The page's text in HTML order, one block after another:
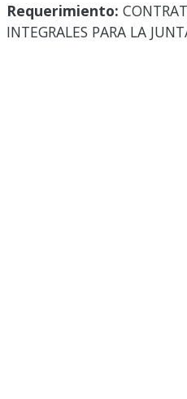
Requerimiento:
INTEGRALES PARA LA